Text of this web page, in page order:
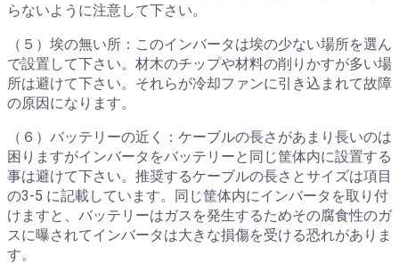
らないように注意して下さい。
（５）埃の無い所：このインバータは埃の少ない場所を選ん
で設置して下さい。材木のチップや材料の削りかすが多い場
所は避けて下さい。それらが冷却ファンに引き込まれて故障
の原因になります。
（６）バッテリーの近く：ケーブルの長さがあまり長いのは
困りますがインバータをバッテリーと同じ筐体内に設置する
事は避けて下さい。推奨するケーブルの長さとサイズは項目
の3-5 に記載しています。同じ筐体内にインバータを取り付
けますと、バッテリーはガスを発生するためその腐食性のガ
スに曝されてインバータは大きな損傷を受ける恐れがありま
す。